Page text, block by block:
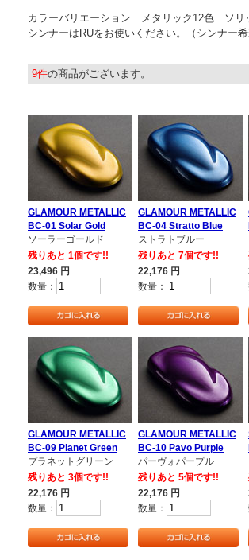
カラーバリエーション メタリック12色 ソリ
シンナーはRUをお使いください。（シンナー希
9件の商品がございます。
GLAMOUR METALLIC
BC-01 Solar Gold
ソーラーゴールド
残りあと 1個です!!
23,496 円
数量：
GLAMOUR METALLIC
BC-04 Stratto Blue
ストラトブルー
残りあと 7個です!!
22,176 円
数量：
GLAMOUR METALLIC
BC-09 Planet Green
プラネットグリーン
残りあと 3個です!!
22,176 円
数量：
GLAMOUR METALLIC
BC-10 Pavo Purple
パーヴォパープル
残りあと 5個です!!
22,176 円
数量：